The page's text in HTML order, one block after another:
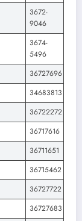
3672-
9046
3674-
5496
36727696
34683813
36722272
36717616
36711651
36715462
36727722
36727683